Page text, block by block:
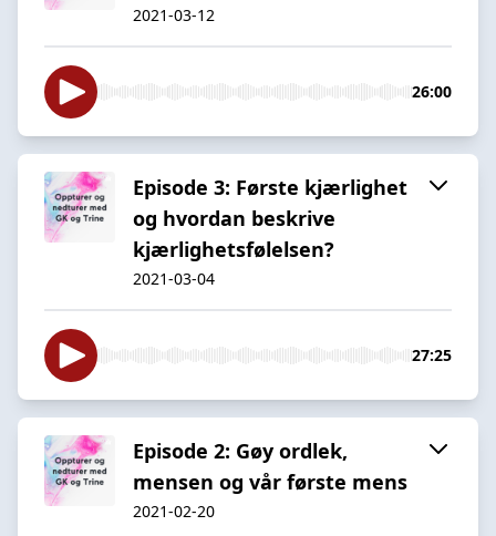
2021-03-12
26:00
Episode 3: Første kjærlighet
og hvordan beskrive
kjærlighetsfølelsen?
2021-03-04
27:25
Episode 2: Gøy ordlek,
mensen og vår første mens
2021-02-20